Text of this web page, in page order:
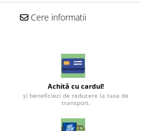
Cere informatii
Achită cu cardul!
şi beneficiezi de reducere la taxa de
transport.